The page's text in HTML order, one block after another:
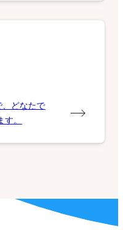
、どなたで
。